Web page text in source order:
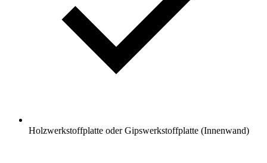
Holzwerkstoffplatte oder Gipswerkstoffplatte (Innenwand)